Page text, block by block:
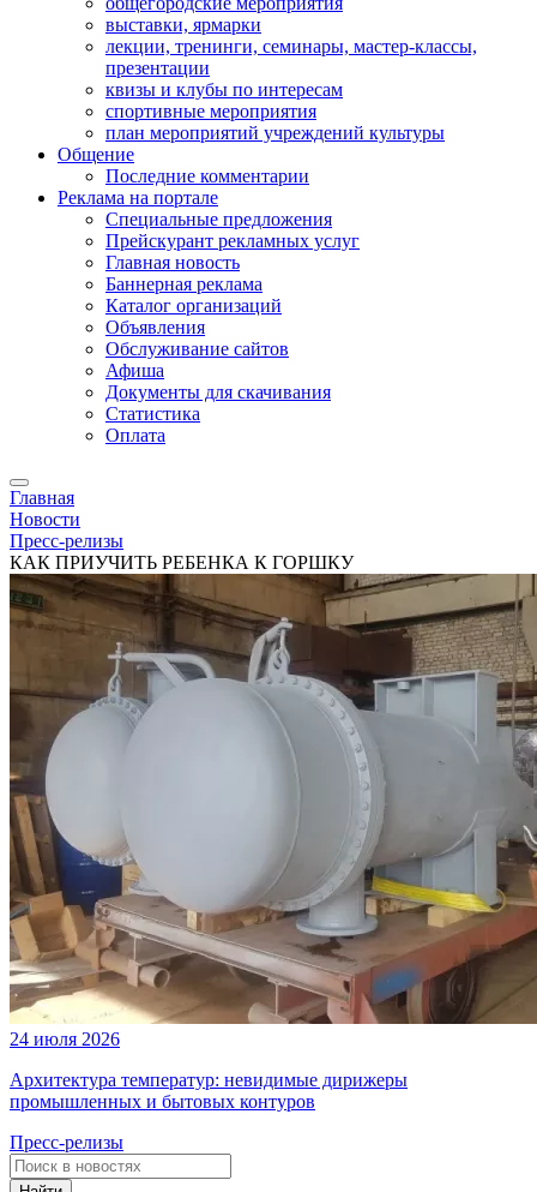
выставки, ярмарки
лекции, тренинги, семинары, мастер-классы,
презентации
квизы и клубы по интересам
спортивные мероприятия
план мероприятий учреждений культуры
Общение
Последние комментарии
Реклама на портале
Специальные предложения
Прейскурант рекламных услуг
Главная новость
Баннерная реклама
Каталог организаций
Объявления
Обслуживание сайтов
Афиша
Документы для скачивания
Статистика
Оплата
Главная
Новости
Пресс-релизы
КАК ПРИУЧИТЬ РЕБЕНКА К ГОРШКУ
24 июля 2026
Архитектура температур: невидимые дирижеры
промышленных и бытовых контуров
Пресс-релизы